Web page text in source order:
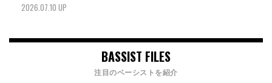
2026.07.10 UP
BASSIST FILES
注目のベーシストを紹介